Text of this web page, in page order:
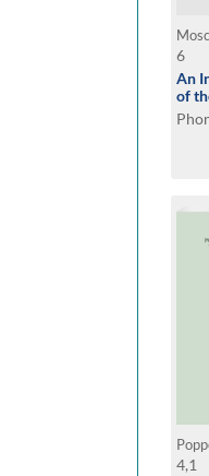
6
An
of
4,1